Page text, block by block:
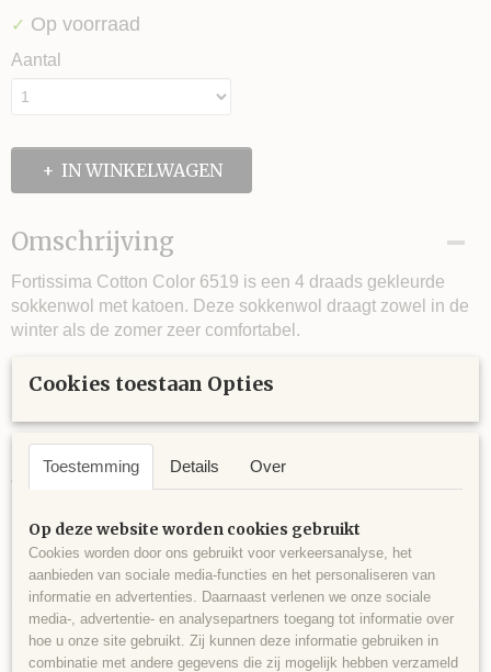
✓ Op voorraad
Aantal
IN WINKELWAGEN
Omschrijving
Fortissima Cotton Color 6519 is een 4 draads gekleurde
sokkenwol met katoen. Deze sokkenwol draagt zowel in de
winter als de zomer zeer comfortabel.
5 bollen voor een trui maat 42
45% katoen gemerceriseerd, 42% scheerwol en 13%
100 gram ca. 420 meter.
Naalddikte 2½ - 3
Cookies toestaan Opties
Toestemming Details Over
Op deze website worden cookies gebruikt
Cookies worden door ons gebruikt voor verkeersanalyse, het
aanbieden van sociale media-functies en het personaliseren van
informatie en advertenties. Daarnaast verlenen we onze sociale
media-, advertentie- en analysepartners toegang tot informatie over
hoe u onze site gebruikt. Zij kunnen deze informatie gebruiken in
combinatie met andere gegevens die zij mogelijk hebben verzameld